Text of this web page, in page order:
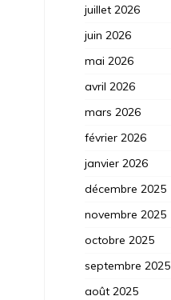
juillet 2026
juin 2026
mai 2026
avril 2026
mars 2026
février 2026
janvier 2026
décembre 2025
novembre 2025
octobre 2025
septembre 2025
août 2025